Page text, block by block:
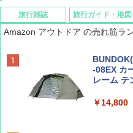
旅行雑誌
ディズニ
誌] (ＤＩ
旅行ガイド・地図
D40 地球
力的な町
[キャンパ
プテント
ッとサン
&ハイキ
Amazon アウトドア の売れ筋ラ
-08EX カ
レーム テ
￥14,800